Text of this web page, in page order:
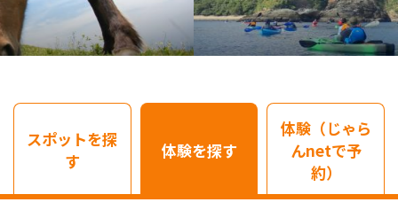
スポットを探
す
体験を探す
体験（じゃら
んnetで予
約）